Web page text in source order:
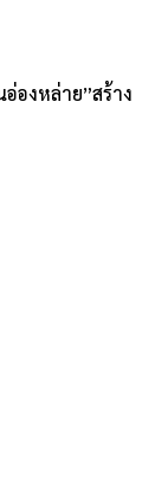
องหล่าย”สร้าง